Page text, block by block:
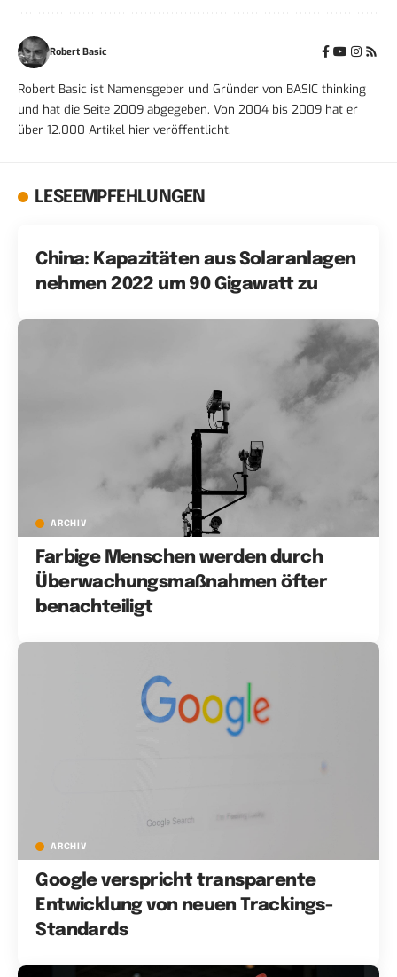
Robert Basic
Robert Basic ist Namensgeber und Gründer von BASIC thinking
und hat die Seite 2009 abgegeben. Von 2004 bis 2009 hat er
über 12.000 Artikel hier veröffentlicht.
LESEEMPFEHLUNGEN
China: Kapazitäten aus Solaranlagen
nehmen 2022 um 90 Gigawatt zu
ARCHIV
Farbige Menschen werden durch
Überwachungsmaßnahmen öfter
benachteiligt
ARCHIV
Google verspricht transparente
Entwicklung von neuen Trackings-
Standards